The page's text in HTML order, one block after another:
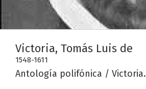
Victoria, Tomás Luis de
1548-1611
Antología polifónica / Victoria.